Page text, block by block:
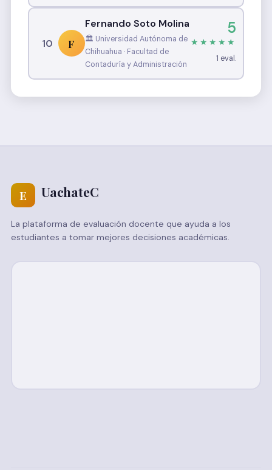
10 F
Fernando Soto Molina
🏛️ Universidad Autónoma de
Chihuahua · Facultad de
Contaduría y Administración
5
★★★★★
1 eval.
E UachateC
La plataforma de evaluación docente que ayuda a los
estudiantes a tomar mejores decisiones académicas.